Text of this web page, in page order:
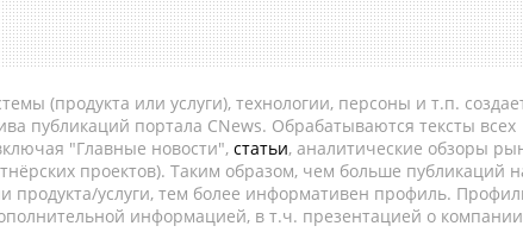
(продукта или услуги), технологии, персоны и т.п.
публикаций портала CNews. Обрабатываются тексты всех
"Главные новости", статьи, аналитические обзоры
проектов). Таким образом, чем больше публикаций
продукта/услуги, тем более информативен профиль.
информацией, в т.ч. презентацией о